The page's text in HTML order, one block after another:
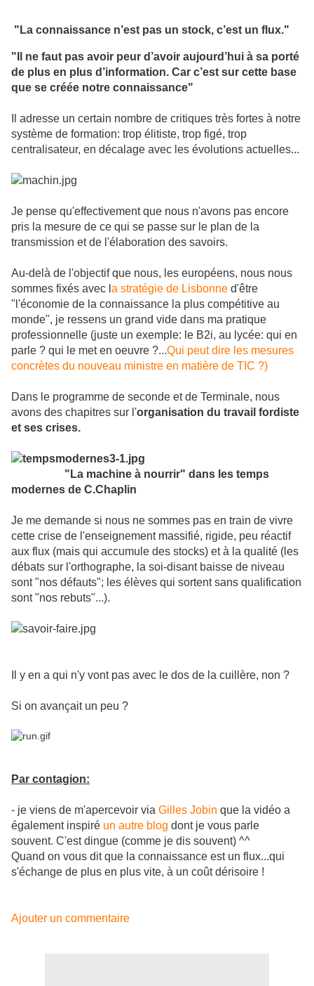
"La connaissance n’est pas un stock, c’est un flux."
"Il ne faut pas avoir peur d’avoir aujourd’hui à sa porté
de plus en plus d’information. Car c’est sur cette base
que se créée notre connaissance"
Il adresse un certain nombre de critiques très fortes à notre
système de formation: trop élitiste, trop figé, trop
centralisateur, en décalage avec les évolutions actuelles...
Je pense qu'effectivement que nous n'avons pas encore
pris la mesure de ce qui se passe sur le plan de la
transmission et de l'élaboration des savoirs.
Au-delà de l'objectif que nous, les européens, nous nous
sommes fixés avec l a stratégie de Lisbonne d'être
"l'économie de la connaissance la plus compétitive au
monde", je ressens un grand vide dans ma pratique
professionnelle (juste un exemple: le B2i, au lycée: qui en
parle ? qui le met en oeuvre ?...Qui peut dire les mesures
concrètes du nouveau ministre en matière de TIC ?)
Dans le programme de seconde et de Terminale, nous
avons des chapitres sur l'organisation du travail fordiste
et ses crises.
"La machine à nourrir" dans les temps
modernes de C.Chaplin
Je me demande si nous ne sommes pas en train de vivre
cette crise de l'enseignement massifié, rigide, peu réactif
aux flux (mais qui accumule des stocks) et à la qualité (les
débats sur l'orthographe, la soi-disant baisse de niveau
sont "nos défauts"; les élèves qui sortent sans qualification
sont "nos rebuts"...).
Il y en a qui n'y vont pas avec le dos de la cuillère, non ?
Si on avançait un peu ?
Par contagion:
- je viens de m'apercevoir via Gilles Jobin que la vidéo a
également inspiré un autre blog dont je vous parle
souvent. C'est dingue (comme je dis souvent) ^^
Quand on vous dit que la connaissance est un flux...qui
s'échange de plus en plus vite, à un coût dérisoire !
Ajouter un commentaire